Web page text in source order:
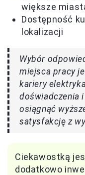
większe
Dostępność
lokalizacji
Wybór
miejsca pracy
kariery
doświadczenia
osiągnąć
satysfakcję z
Ciekawostką
dodatkowo